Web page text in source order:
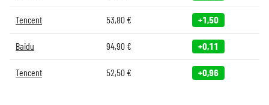
Tencent 53,80€ +1,50
Baidu 94,90€ +0,11
Tencent 52,50€ +0,96